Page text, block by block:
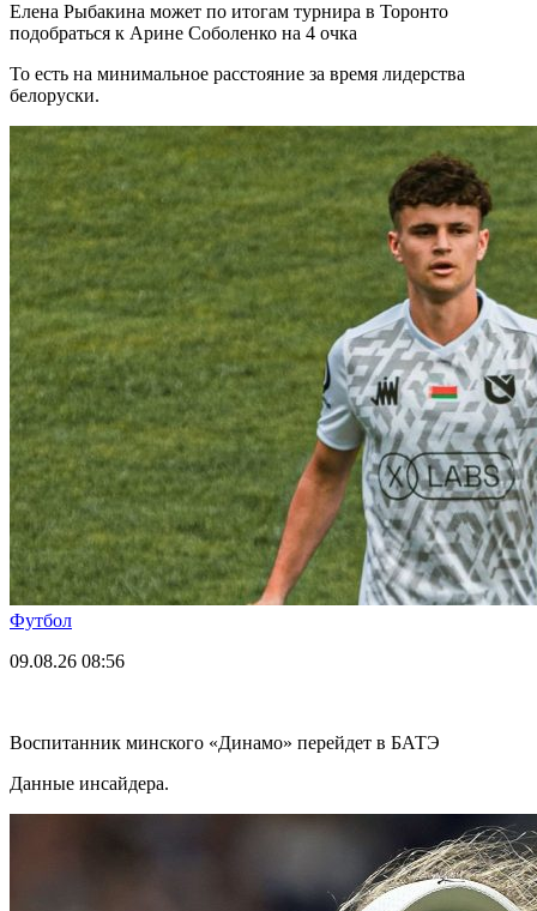
Елена Рыбакина может по итогам турнира в Торонто
подобраться к Арине Соболенко на 4 очка
То есть на минимальное расстояние за время лидерства
белоруски.
Футбол
09.08.26 08:56
Воспитанник минского «Динамо» перейдет в БАТЭ
Данные инсайдера.